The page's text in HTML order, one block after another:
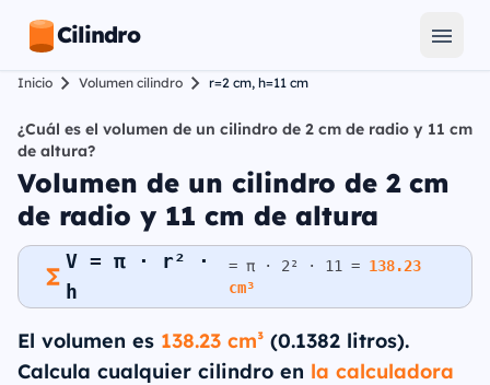
Cilindro
Inicio Volumen cilindro r=2 cm, h=11 cm
¿Cuál es el volumen de un cilindro de 2 cm de radio y 11 cm
de altura?
Volumen de un cilindro de 2 cm
de radio y 11 cm de altura
V = π · r² ·
h
= π · 2² · 11 = 138.23
cm³
El volumen es 138.23 cm³ (0.1382 litros).
Calcula cualquier cilindro en la calculadora